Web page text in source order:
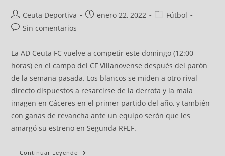
Ceuta Deportiva enero 22, 2022
Fútbol
Sin comentarios
La AD Ceuta FC vuelve a competir este domingo (12:00
horas) en el campo del CF Villanovense después del parón
de la semana pasada. Los blancos se miden a otro rival
directo dispuestos a resarcirse de la derrota y la mala
imagen en Cáceres en el primer partido del año, y también
con ganas de revancha ante un equipo serón que les
amargó su estreno en Segunda RFEF.
Continuar Leyendo